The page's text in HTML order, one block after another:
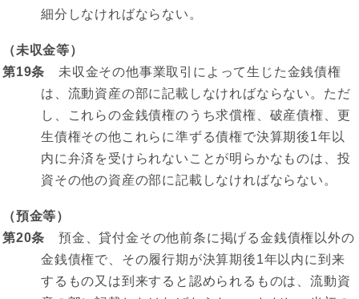
細分しなければならない。
（未収金等）
第19条 未収金その他事業取引によって生じた金銭債権
は、流動資産の部に記載しなければならない。ただ
し、これらの金銭債権のうち求償権、破産債権、更
生債権その他これらに準ずる債権で決算期後1年以
内に弁済を受けられないことが明らかなものは、投
資その他の資産の部に記載しなければならない。
（預金等）
第20条 預金、貸付金その他前条に掲げる金銭債権以外の
金銭債権で、その履行期が決算期後1年以内に到来
するもの又は到来すると認められるものは、流動資